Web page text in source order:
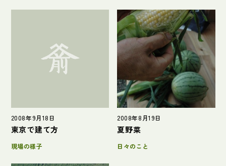
会社概要
2008年9月18日
東京で建て方
現場の様子
2008年8月19日
夏野菜
日々のこと